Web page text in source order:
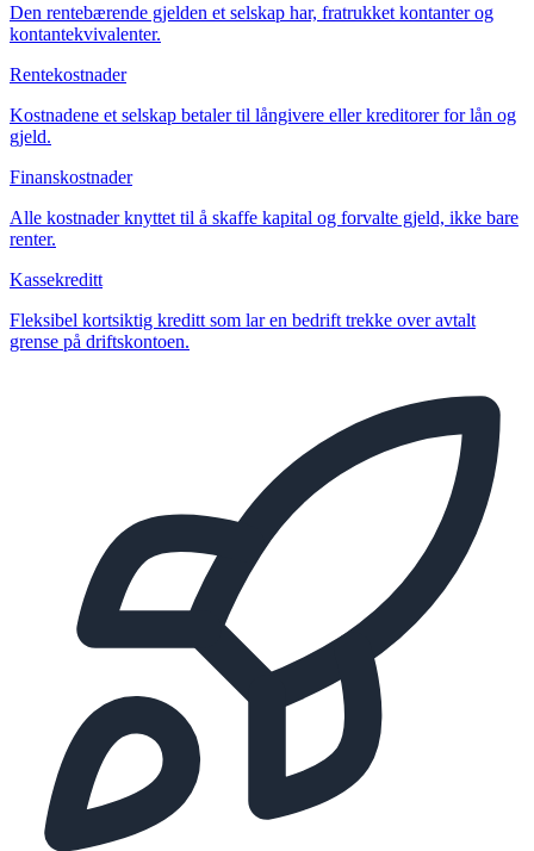
Den rentebærende gjelden et selskap har, fratrukket kontanter og
kontantekvivalenter.
Rentekostnader
Kostnadene et selskap betaler til långivere eller kreditorer for lån og
gjeld.
Finanskostnader
Alle kostnader knyttet til å skaffe kapital og forvalte gjeld, ikke bare
renter.
Kassekreditt
Fleksibel kortsiktig kreditt som lar en bedrift trekke over avtalt
grense på driftskontoen.